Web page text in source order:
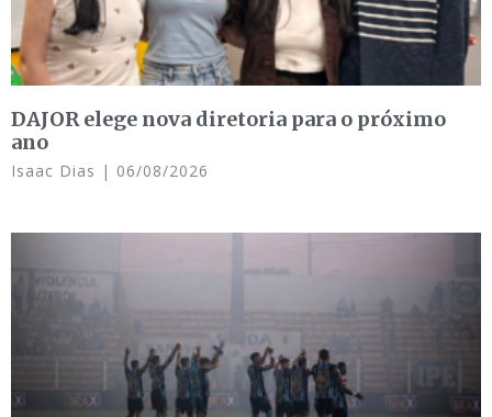
DAJOR elege nova diretoria para o próximo
ano
Isaac Dias 06/08/2026